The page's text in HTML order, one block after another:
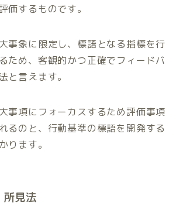
価するものです。
事象に限定し、標語となる指標を行
ため、客観的かつ正確でフィードバ
と言えます。
事項にフォーカスするため評価事項
るのと、行動基準の標語を開発する
ります。
所見法